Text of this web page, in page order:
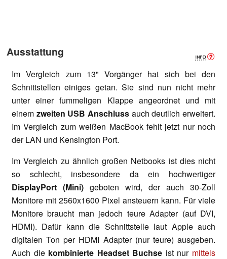
Ausstattung
Im Vergleich zum 13" Vorgänger hat sich bei den
Schnittstellen einiges getan. Sie sind nun nicht mehr
unter einer fummeligen Klappe angeordnet und mit
einem zweiten USB Anschluss auch deutlich erweitert.
Im Vergleich zum weißen MacBook fehlt jetzt nur noch
der LAN und Kensington Port.
Im Vergleich zu ähnlich großen Netbooks ist dies nicht
so schlecht, insbesondere da ein hochwertiger
DisplayPort (Mini) geboten wird, der auch 30-Zoll
Monitore mit 2560x1600 Pixel ansteuern kann. Für viele
Monitore braucht man jedoch teure Adapter (auf DVI,
HDMI). Dafür kann die Schnittstelle laut Apple auch
digitalen Ton per HDMI Adapter (nur teure) ausgeben.
Auch die kombinierte Headset Buchse ist nur mittels